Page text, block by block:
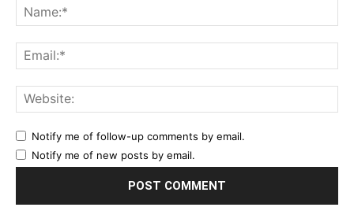
Notify me of follow-up comments by email.
Notify me of new posts by email.